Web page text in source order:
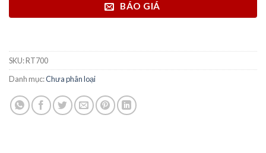
BÁO GIÁ
SKU:RT700
Danh mục:Chưa phân loại